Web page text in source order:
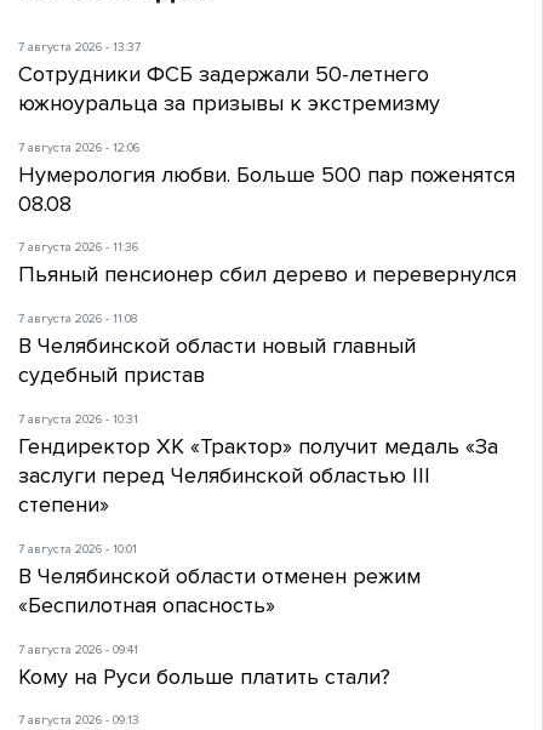
7 августа 2026 - 13:37
Сотрудники ФСБ задержали 50-летнего
южноуральца за призывы к экстремизму
7 августа 2026 - 12:06
Нумерология любви. Больше 500 пар поженятся
08.08
7 августа 2026 - 11:36
Пьяный пенсионер сбил дерево и перевернулся
7 августа 2026 - 11:08
В Челябинской области новый главный
судебный пристав
7 августа 2026 - 10:31
Гендиректор ХК «Трактор» получит медаль «За
заслуги перед Челябинской областью III
степени»
7 августа 2026 - 10:01
В Челябинской области отменен режим
«Беспилотная опасность»
7 августа 2026 - 09:41
Кому на Руси больше платить стали?
7 августа 2026 - 09:13